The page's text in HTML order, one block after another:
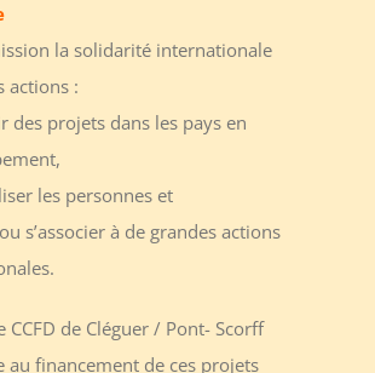
la solidarité internationale
actions :
des projets dans les pays en
les personnes et
s’associer à de grandes actions
CCFD de Cléguer / Pont- Scorff
au financement de ces projets